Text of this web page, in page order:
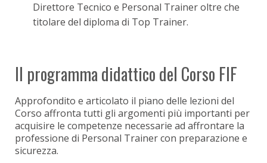
Direttore Tecnico e Personal Trainer oltre che
titolare del diploma di Top Trainer.
Il programma didattico del Corso FIF
Approfondito e articolato il piano delle lezioni del
Corso affronta tutti gli argomenti più importanti per
acquisire le competenze necessarie ad affrontare la
professione di Personal Trainer con preparazione e
sicurezza.